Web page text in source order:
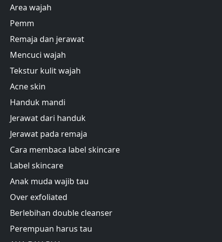
Area wajah
Pemm
Remaja dan jerawat
Mencuci wajah
Tekstur kulit wajah
Acne skin
Handuk mandi
Jerawat dari handuk
Jerawat pada remaja
Cara membaca label skincare
Label skincare
Anak muda wajib tau
Over exfoliated
Berlebihan double cleanser
Perempuan harus tau